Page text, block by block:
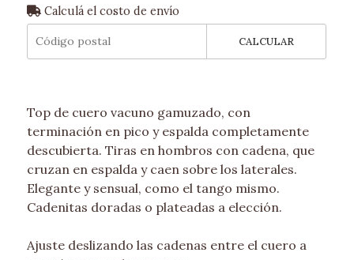
Calculá el costo de envío
CALCULAR
Top de cuero vacuno gamuzado, con
terminación en pico y espalda completamente
descubierta. Tiras en hombros con cadena, que
cruzan en espalda y caen sobre los laterales.
Elegante y sensual, como el tango mismo.
Cadenitas doradas o plateadas a elección.
Ajuste deslizando las cadenas entre el cuero a